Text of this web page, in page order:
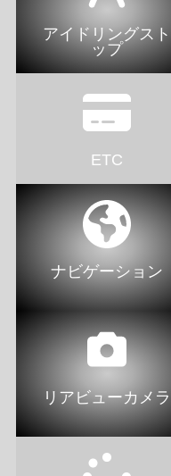
アイドリングスト
ップ
ETC
ナビゲーション
リアビューカメラ